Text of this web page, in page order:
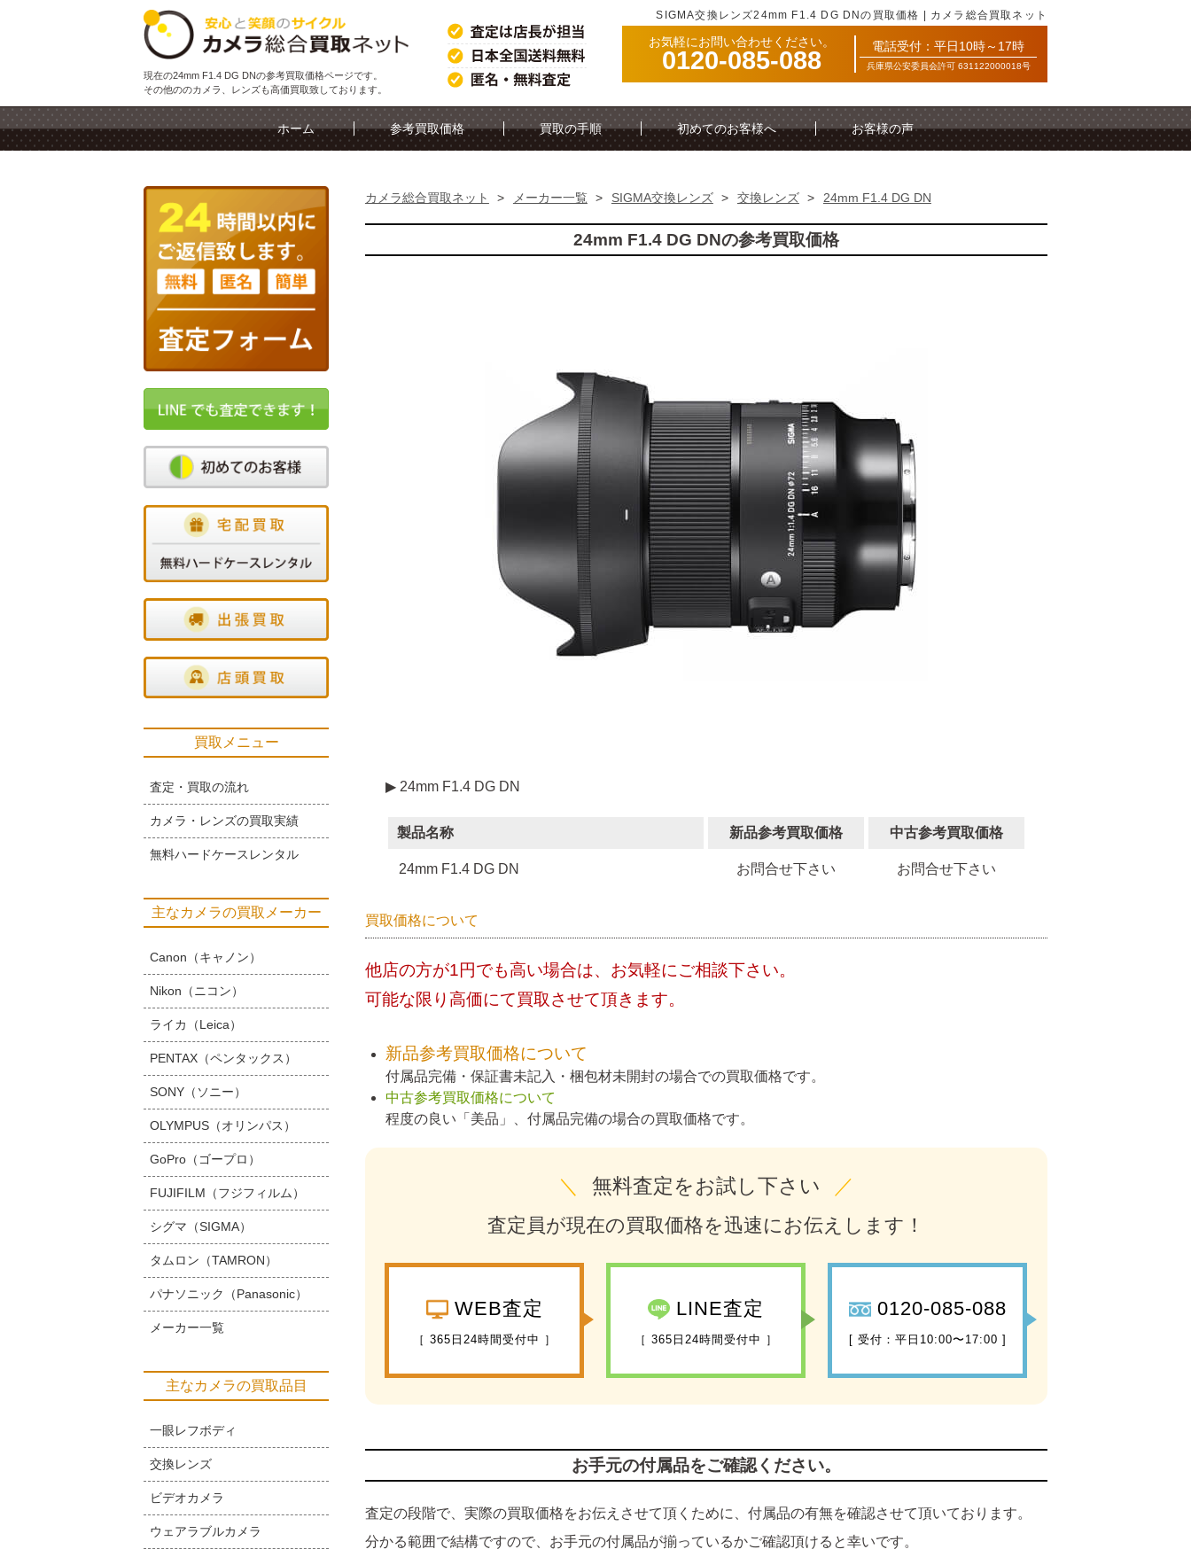
SIGMA交換レンズ24mm F1.4 DG DNの買取価格 | カメラ総合買取ネット
現在の24mm F1.4 DG DNの参考買取価格ページです。
その他ののカメラ、レンズも高価買取致しております。
お気軽にお問い合わせください。
0120-085-088 電話受付：平日10時～17時
兵庫県公安委員会許可 631122000018号
ホーム 参考買取価格 買取の手順 初めてのお客様へ お客様の声
カメラ総合買取ネット > メーカー一覧 > SIGMA交換レンズ > 交換レンズ > 24mm F1.4 DG DN
24mm F1.4 DG DNの参考買取価格
▶ 24mm F1.4 DG DN
製品名称 新品参考買取価格 中古参考買取価格
24mm F1.4 DG DN お問合せ下さい お問合せ下さい
買取価格について
他店の方が1円でも高い場合は、お気軽にご相談下さい。
可能な限り高価にて買取させて頂きます。
新品参考買取価格について
付属品完備・保証書未記入・梱包材未開封の場合での買取価格です。
中古参考買取価格について
程度の良い「美品」、付属品完備の場合の買取価格です。
＼ 無料査定をお試し下さい ／
査定員が現在の買取価格を迅速にお伝えします！
WEB査定
［ 365日24時間受付中 ］
LINE査定
［ 365日24時間受付中 ］
0120-085-088
[ 受付：平日10:00〜17:00 ]
お手元の付属品をご確認ください。
査定の段階で、実際の買取価格をお伝えさせて頂くために、付属品の有無を確認させて頂いております。
分かる範囲で結構ですので、お手元の付属品が揃っているかご確認頂けると幸いです。
買取メニュー
査定・買取の流れ
カメラ・レンズの買取実績
無料ハードケースレンタル
主なカメラの買取メーカー
Canon（キャノン）
Nikon（ニコン）
ライカ（Leica）
PENTAX（ペンタックス）
SONY（ソニー）
OLYMPUS（オリンパス）
GoPro（ゴープロ）
FUJIFILM（フジフィルム）
シグマ（SIGMA）
タムロン（TAMRON）
パナソニック（Panasonic）
メーカー一覧
主なカメラの買取品目
一眼レフボディ
交換レンズ
ビデオカメラ
ウェアラブルカメラ